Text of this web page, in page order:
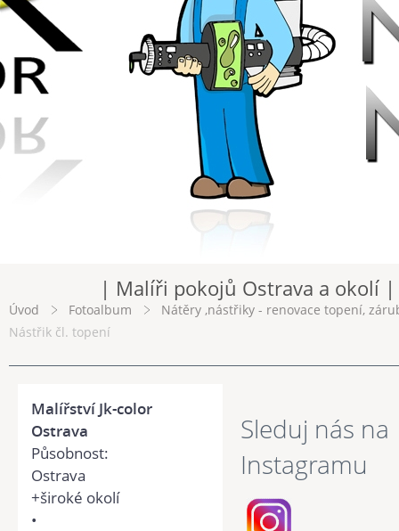
| Malíři pokojů Ostrava a okolí |
Úvod Fotoalbum
Nátěry ,nástřiky - renovace topení,
Nástřik čl. topení
Malířství Jk-color
Ostrava
Působnost:
Ostrava
+široké okolí
•
Sleduj nás na
Instagramu